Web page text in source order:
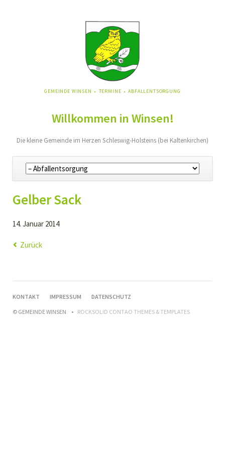
NAVIGATION
GEMEINDE WINSEN TERMINE ABFALLENTSORGUNG
Willkommen in Winsen!
Die kleine Gemeinde im Herzen Schleswig-Holsteins (bei Kaltenkirchen)
Navigation
überspringen
Gelber Sack
14. Januar 2014
Zurück
NAVIGATION
KONTAKT IMPRESSUM
DATENSCHUTZ
© GEMEINDE WINSEN
ROCKSOLID CONTAO THEMES & TEMPLATES